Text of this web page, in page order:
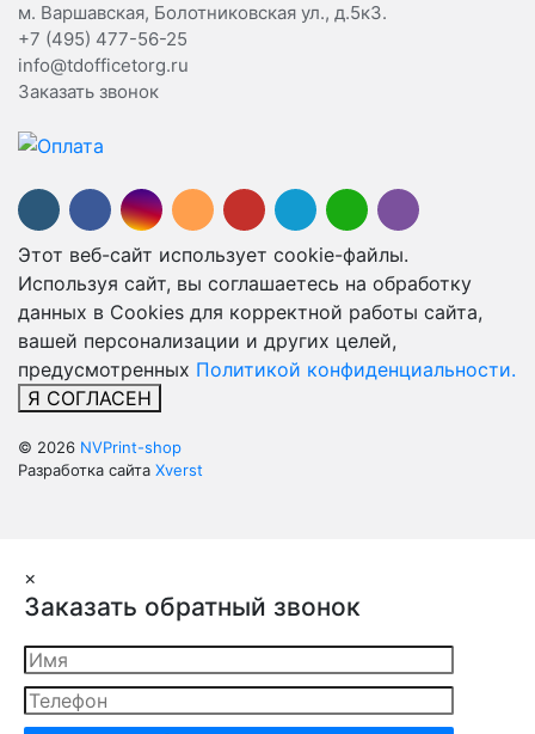
м. Варшавская, Болотниковская ул., д.5к3.
+7 (495) 477-56-25
info@tdofficetorg.ru
Заказать звонок
Этот веб-сайт использует cookie-файлы.
Используя сайт, вы соглашаетесь на обработку
данных в Cookies для корректной работы сайта,
вашей персонализации и других целей,
предусмотренных Политикой конфиденциальности.
Я СОГЛАСЕН
© 2026 NVPrint-shop
Разработка сайта Xverst
×
Заказать обратный звонок